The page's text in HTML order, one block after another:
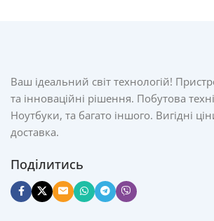
Ваш ідеальний світ технологій!
та інноваційні рішення. Побутова
Ноутбуки, та багато іншого. Вигідні
доставка.
Поділитись